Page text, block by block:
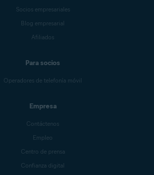
Socios empresariales
Blog empresarial
Afiliados
Para socios
Operadores de telefonía móvil
Empresa
Contáctenos
Empleo
Centro de prensa
Confianza digital